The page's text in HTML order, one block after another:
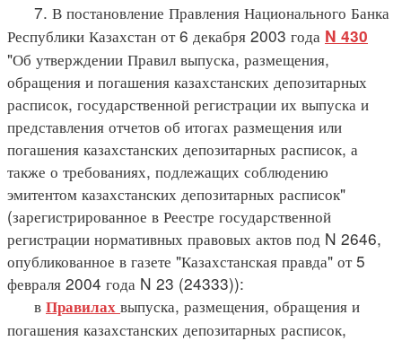
7. В постановление Правления Национального Банка
Республики Казахстан от 6 декабря 2003 года N 430
"Об утверждении Правил выпуска, размещения,
обращения и погашения казахстанских депозитарных
расписок, государственной регистрации их выпуска и
представления отчетов об итогах размещения или
погашения казахстанских депозитарных расписок, а
также о требованиях, подлежащих соблюдению
эмитентом казахстанских депозитарных расписок"
(зарегистрированное в Реестре государственной
регистрации нормативных правовых актов под N 2646,
опубликованное в газете "Казахстанская правда" от 5
февраля 2004 года N 23 (24333)):
в Правилах выпуска, размещения, обращения и
погашения казахстанских депозитарных расписок,